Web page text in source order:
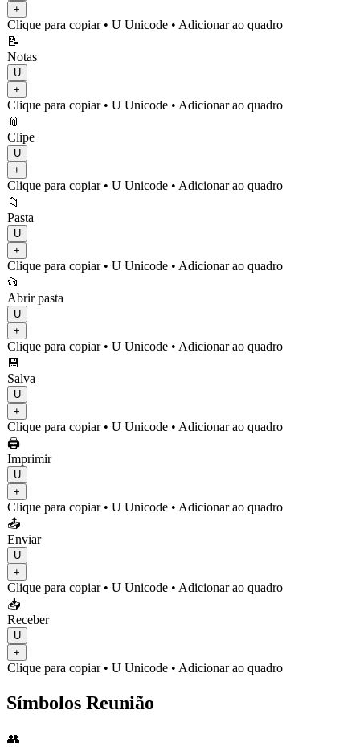
+
Clique para copiar• U Unicode • Adicionar ao quadro
📝
Notas
U
+
Clique para copiar• U Unicode • Adicionar ao quadro
📎
Clipe
U
+
Clique para copiar• U Unicode • Adicionar ao quadro
📁
Pasta
U
+
Clique para copiar• U Unicode • Adicionar ao quadro
📂
Abrir pasta
U
+
Clique para copiar• U Unicode • Adicionar ao quadro
💾
Salva
U
+
Clique para copiar• U Unicode • Adicionar ao quadro
🖨️
Imprimir
U
+
Clique para copiar• U Unicode • Adicionar ao quadro
📤
Enviar
U
+
Clique para copiar• U Unicode • Adicionar ao quadro
📥
Receber
U
+
Clique para copiar• U Unicode • Adicionar ao quadro
Símbolos Reunião
👥